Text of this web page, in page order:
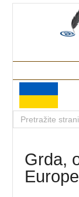
Grda,
Europe